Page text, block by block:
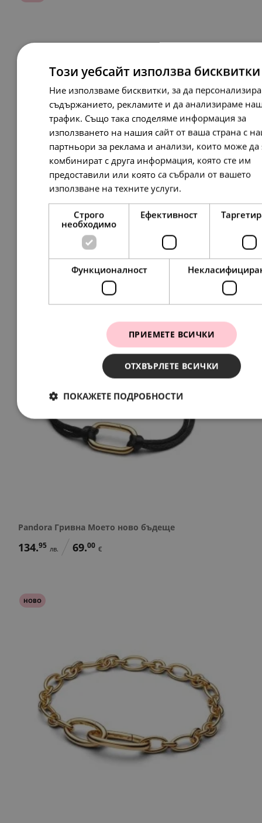
Pandora Гривна Силна връзка
69.00
Pandora Гривна Моето ново бъдеще
134.95 лв. 69.00 €
НОВО
Този уебсайт използва бисквитки
Ние използваме бисквитки, за да
съдържанието, рекламите и да анализираме
трафик. Също така споделяме информация за
използването на нашия сайт от ваша страна с
партньори за реклама и анализи, които може да
комбинират с друга информация, която сте им
предоставили или която са събрали от вашето
използване на техните услуги.
Строго
необходимо
Ефективност
Функционалност
ПРИЕМЕТЕ ВСИЧКИ
ОТХВЪРЛЕТЕ ВСИЧКИ
ПОКАЖЕТЕ ПОДРОБНОСТИ